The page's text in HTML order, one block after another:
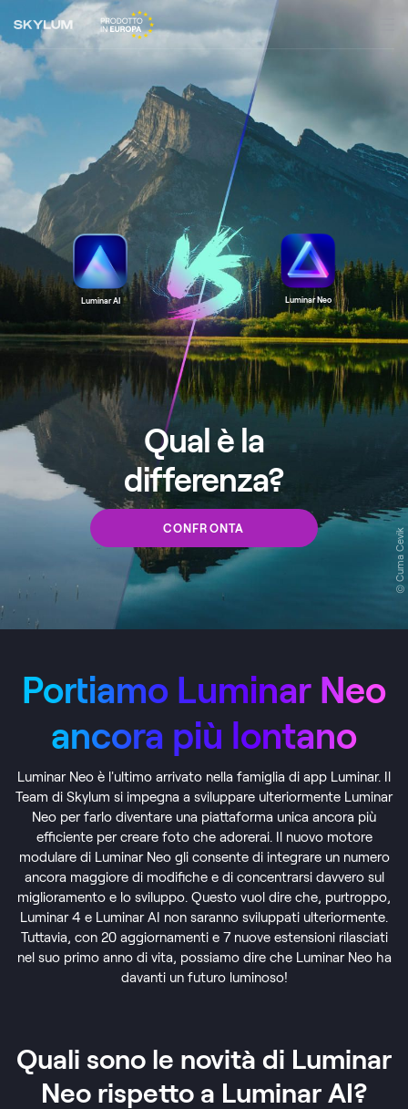
© Cuma Cevik
Luminar AI Luminar Neo
Qual è la
differenza?
CONFRONTA
Portiamo Luminar Neo
ancora più lontano
Luminar Neo è l'ultimo arrivato nella famiglia di app Luminar. Il
Team di Skylum si impegna a sviluppare ulteriormente Luminar
Neo per farlo diventare una piattaforma unica ancora più
efficiente per creare foto che adorerai. Il nuovo motore
modulare di Luminar Neo gli consente di integrare un numero
ancora maggiore di modifiche e di concentrarsi davvero sul
miglioramento e lo sviluppo. Questo vuol dire che, purtroppo,
Luminar 4 e Luminar AI non saranno sviluppati ulteriormente.
Tuttavia, con 20 aggiornamenti e 7 nuove estensioni rilasciati
nel suo primo anno di vita, possiamo dire che Luminar Neo ha
davanti un futuro luminoso!
Quali sono le novità di Luminar
Neo rispetto a Luminar AI?